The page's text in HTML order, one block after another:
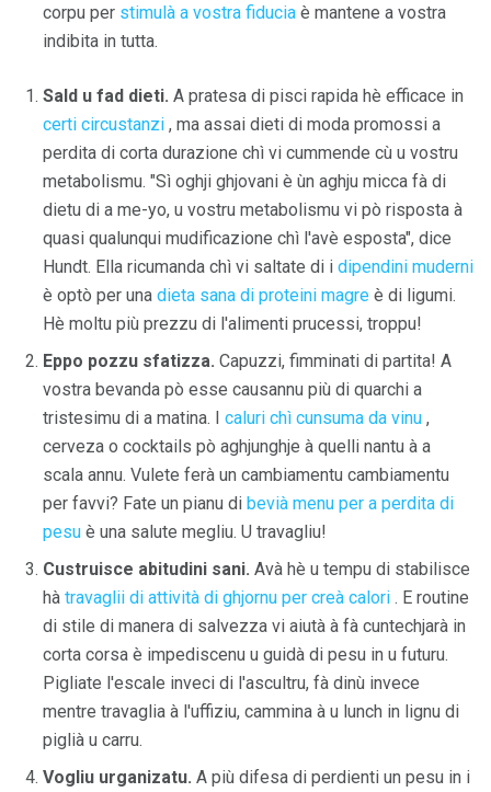
corpu per stimulà a vostra fiducia è mantene a vostra
indibita in tutta.
Sald u fad dieti. A pratesa di pisci rapida hè efficace in
certi circustanzi , ma assai dieti di moda promossi a
perdita di corta durazione chì vi cummende cù u vostru
metabolismu. "Sì oghji ghjovani è ùn aghju micca fà di
dietu di a me-yo, u vostru metabolismu vi pò risposta à
quasi qualunqui mudificazione chì l'avè esposta", dice
Hundt. Ella ricumanda chì vi saltate di i dipendini muderni
è optò per una dieta sana di proteini magre è di ligumi.
Hè moltu più prezzu di l'alimenti prucessi, troppu!
Eppo pozzu sfatizza. Capuzzi, fimminati di partita! A
vostra bevanda pò esse causannu più di quarchi a
tristesimu di a matina. I caluri chì cunsuma da vinu ,
cerveza o cocktails pò aghjunghje à quelli nantu à a
scala annu. Vulete ferà un cambiamentu cambiamentu
per favvi? Fate un pianu di bevià menu per a perdita di
pesu è una salute megliu. U travagliu!
Custruisce abitudini sani. Avà hè u tempu di stabilisce
hà travaglii di attività di ghjornu per creà calori . E routine
di stile di manera di salvezza vi aiutà à fà cuntechjarà in
corta corsa è impediscenu u guidà di pesu in u futuru.
Pigliate l'escale inveci di l'ascultru, fà dinù invece
mentre travaglia à l'uffiziu, cammina à u lunch in lignu di
piglià u carru.
Vogliu urganizatu. A più difesa di perdienti un pesu in i